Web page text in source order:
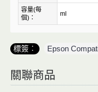
容量(每
個)：
ml
標簽︰ Epson
關聯商品